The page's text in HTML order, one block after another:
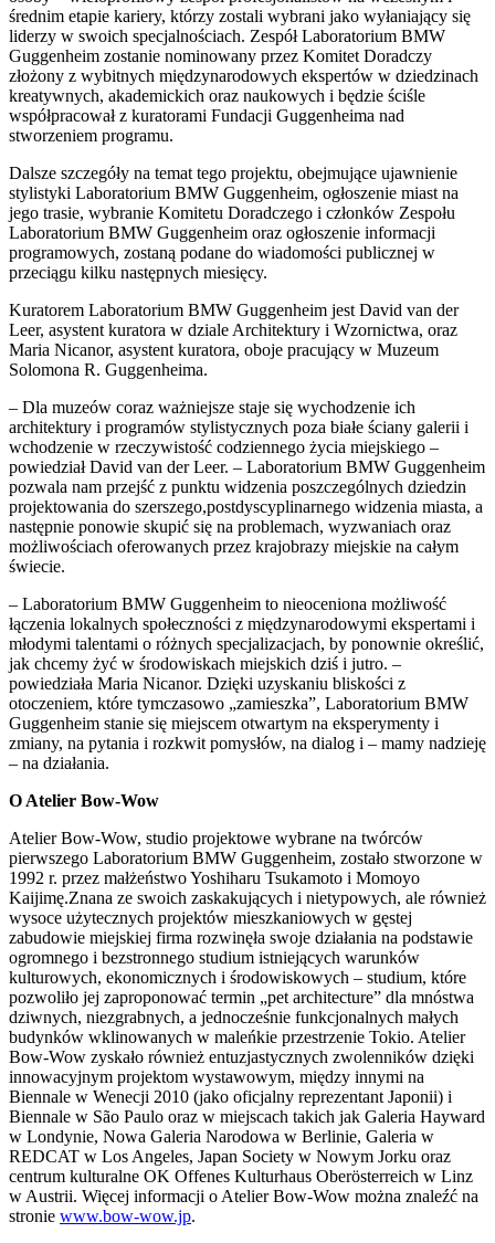
średnim etapie kariery, którzy zostali wybrani jako wyłaniający się
liderzy w swoich specjalnościach. Zespół Laboratorium BMW
Guggenheim zostanie nominowany przez Komitet Doradczy
złożony z wybitnych międzynarodowych ekspertów w dziedzinach
kreatywnych, akademickich oraz naukowych i będzie ściśle
współpracował z kuratorami Fundacji Guggenheima nad
stworzeniem programu.
Dalsze szczegóły na temat tego projektu, obejmujące ujawnienie
stylistyki Laboratorium BMW Guggenheim, ogłoszenie miast na
jego trasie, wybranie Komitetu Doradczego i członków Zespołu
Laboratorium BMW Guggenheim oraz ogłoszenie informacji
programowych, zostaną podane do wiadomości publicznej w
przeciągu kilku następnych miesięcy.
Kuratorem Laboratorium BMW Guggenheim jest David van der
Leer, asystent kuratora w dziale Architektury i Wzornictwa, oraz
Maria Nicanor, asystent kuratora, oboje pracujący w Muzeum
Solomona R. Guggenheima.
– Dla muzeów coraz ważniejsze staje się wychodzenie ich
architektury i programów stylistycznych poza białe ściany galerii i
wchodzenie w rzeczywistość codziennego życia miejskiego –
powiedział David van der Leer. – Laboratorium BMW Guggenheim
pozwala nam przejść z punktu widzenia poszczególnych dziedzin
projektowania do szerszego,postdyscyplinarnego widzenia miasta, a
następnie ponowie skupić się na problemach, wyzwaniach oraz
możliwościach oferowanych przez krajobrazy miejskie na całym
świecie.
– Laboratorium BMW Guggenheim to nieoceniona możliwość
łączenia lokalnych społeczności z międzynarodowymi ekspertami i
młodymi talentami o różnych specjalizacjach, by ponownie określić,
jak chcemy żyć w środowiskach miejskich dziś i jutro. –
powiedziała Maria Nicanor. Dzięki uzyskaniu bliskości z
otoczeniem, które tymczasowo „zamieszka”, Laboratorium BMW
Guggenheim stanie się miejscem otwartym na eksperymenty i
zmiany, na pytania i rozkwit pomysłów, na dialog i – mamy nadzieję
– na działania.
O Atelier Bow-Wow
Atelier Bow-Wow, studio projektowe wybrane na twórców
pierwszego Laboratorium BMW Guggenheim, zostało stworzone w
1992 r. przez małżeństwo Yoshiharu Tsukamoto i Momoyo
Kaijimę.Znana ze swoich zaskakujących i nietypowych, ale również
wysoce użytecznych projektów mieszkaniowych w gęstej
zabudowie miejskiej firma rozwinęła swoje działania na podstawie
ogromnego i bezstronnego studium istniejących warunków
kulturowych, ekonomicznych i środowiskowych – studium, które
pozwoliło jej zaproponować termin „pet architecture” dla mnóstwa
dziwnych, niezgrabnych, a jednocześnie funkcjonalnych małych
budynków wklinowanych w maleńkie przestrzenie Tokio. Atelier
Bow-Wow zyskało również entuzjastycznych zwolenników dzięki
innowacyjnym projektom wystawowym, między innymi na
Biennale w Wenecji 2010 (jako oficjalny reprezentant Japonii) i
Biennale w São Paulo oraz w miejscach takich jak Galeria Hayward
w Londynie, Nowa Galeria Narodowa w Berlinie, Galeria w
REDCAT w Los Angeles, Japan Society w Nowym Jorku oraz
centrum kulturalne OK Offenes Kulturhaus Oberösterreich w Linz
w Austrii. Więcej informacji o Atelier Bow-Wow można znaleźć na
stronie www.bow-wow.jp.